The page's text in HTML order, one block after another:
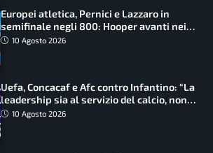
Europei atletica, Pernici e Lazzaro in
semifinale negli 800: Hooper avanti nei
100, fuori Tecuceanu
10 Agosto 2026
Uefa, Concacaf e Afc contro Infantino: “La
leadership sia al servizio del calcio, non
cerchi di dominarlo”
10 Agosto 2026